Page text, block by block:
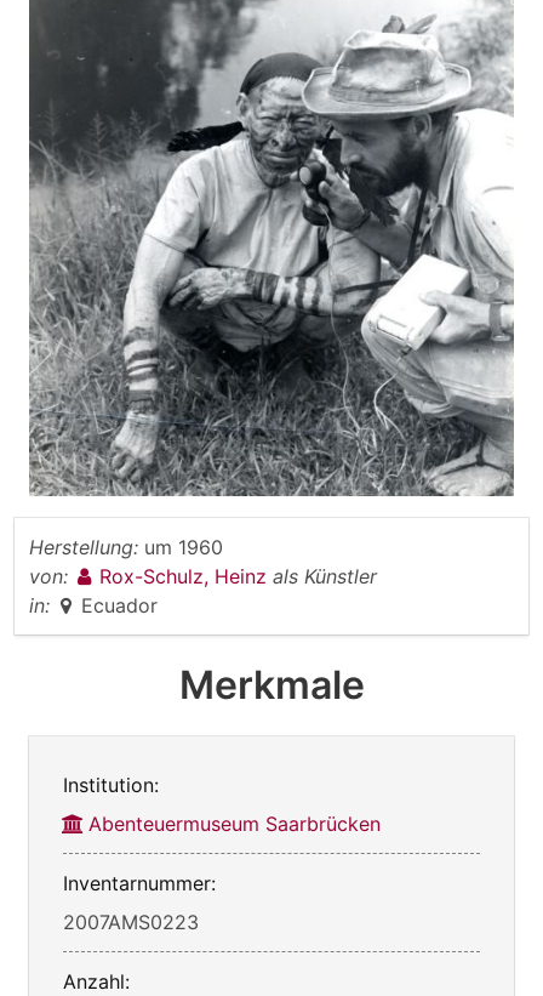
Herstellung: um 1960
von:
Rox-Schulz, Heinz als Künstler
in:
Ecuador
Merkmale
Institution:
Abenteuermuseum Saarbrücken
Inventarnummer:
2007AMS0223
Anzahl: